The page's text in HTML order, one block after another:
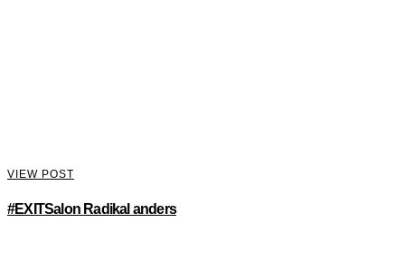
VIEW POST
#EXITSalon Radikal anders